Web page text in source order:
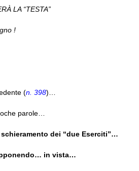
LA “TESTA”
!
(n. 398)…
parole…
dei “due Eserciti”…
in vista…